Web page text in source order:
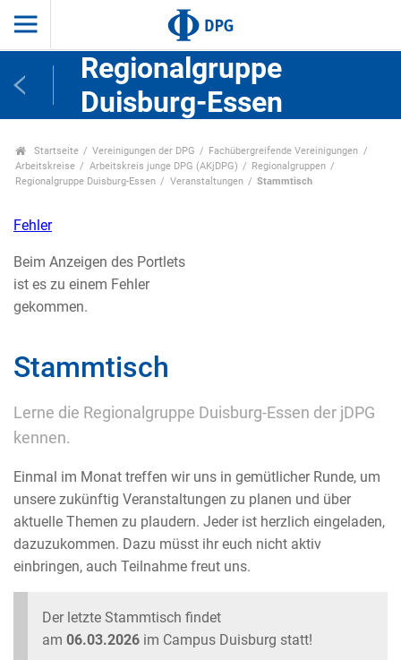
Regionalgruppe
Duisburg-Essen
Startseite Vereinigungen der DPG
Fachübergreifende Vereinigungen
Arbeitskreise
Arbeitskreis junge DPG (AKjDPG)
Regionalgruppen
Regionalgruppe Duisburg-Essen
Veranstaltungen Stammtisch
Fehler
Beim Anzeigen des Portlets
ist es zu einem Fehler
gekommen.
Stammtisch
Lerne die Regionalgruppe Duisburg-Essen der jDPG
kennen.
Einmal im Monat treffen wir uns in gemütlicher Runde, um
unsere zukünftig Veranstaltungen zu planen und über
aktuelle Themen zu plaudern. Jeder ist herzlich eingeladen,
dazuzukommen. Dazu müsst ihr euch nicht aktiv
einbringen, auch Teilnahme freut uns.
Der letzte Stammtisch findet
am 06.03.2026 im Campus Duisburg statt!